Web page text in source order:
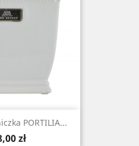
PORTILIA...
zł